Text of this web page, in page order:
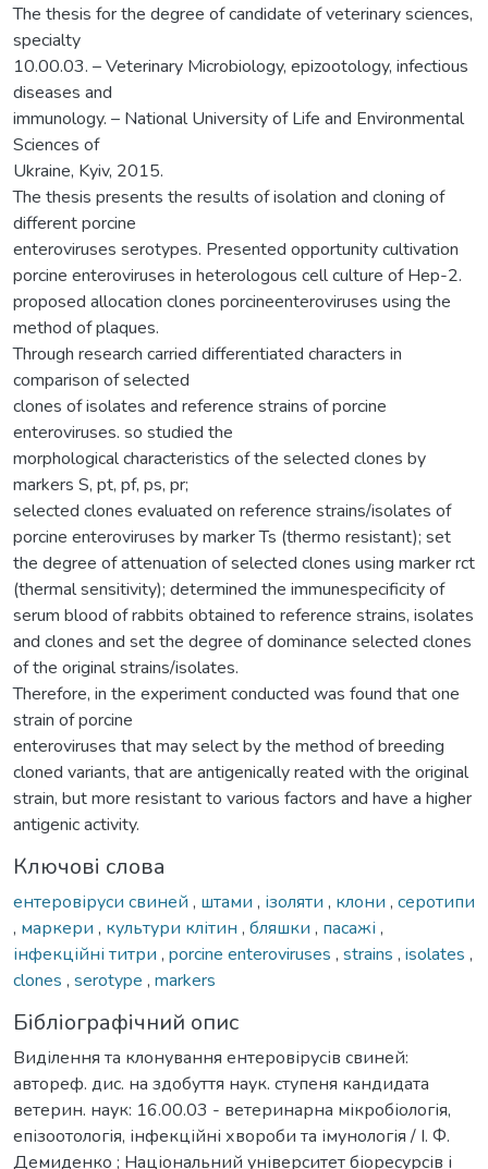
The thesis for the degree of candidate of veterinary sciences,
specialty
10.00.03. – Veterinary Microbiology, epizootology, infectious
diseases and
immunology. – National University of Life and Environmental
Sciences of
Ukraine, Kyiv, 2015.
The thesis presents the results of isolation and cloning of
different porcine
enteroviruses serotypes. Presented opportunity cultivation
porcine enteroviruses in heterologous cell culture of Hep-2.
proposed allocation clones porcineenteroviruses using the
method of plaques.
Through research carried differentiated characters in
comparison of selected
clones of isolates and reference strains of porcine
enteroviruses. so studied the
morphological characteristics of the selected clones by
markers S, pt, pf, ps, pr;
selected clones evaluated on reference strains/isolates of
porcine enteroviruses by marker Ts (thermo resistant); set
the degree of attenuation of selected clones using marker rct
(thermal sensitivity); determined the immunespecificity of
serum blood of rabbits obtained to reference strains, isolates
and clones and set the degree of dominance selected clones
of the original strains/isolates.
Therefore, in the experiment conducted was found that one
strain of porcine
enteroviruses that may select by the method of breeding
cloned variants, that are antigenically reated with the original
strain, but more resistant to various factors and have a higher
antigenic activity.
Ключові слова
ентеровіруси свиней , штами , ізоляти , клони , серотипи
, маркери , культури клітин , бляшки , пасажі ,
інфекційні титри , porcine enteroviruses , strains , isolates ,
clones , serotype , markers
Бібліографічний опис
Виділення та клонування ентеровірусів свиней:
автореф. дис. на здобуття наук. ступеня кандидата
ветерин. наук: 16.00.03 - ветеринарна мікробіологія,
епізоотологія, інфекційні хвороби та імунологія / І. Ф.
Демиденко ; Національний університет біоресурсів і